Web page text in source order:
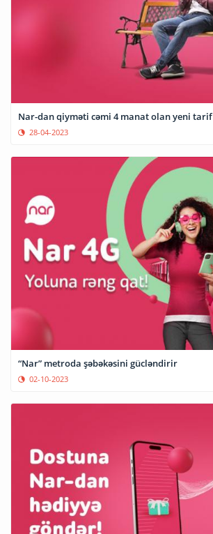
Nar-dan qiyməti cəmi 4 manat olan yeni tarif
28-04-2023
“Nar” metroda şəbəkəsini gücləndirir
02-10-2023